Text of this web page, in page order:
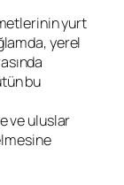
yurt
yerel
bu
ve uluslar